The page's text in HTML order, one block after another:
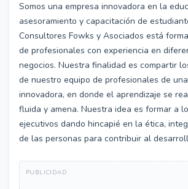
Somos una empresa innovadora en la
asesoramiento y capacitación de
Consultores Fowks y Asociados está
de profesionales con experiencia en
negocios. Nuestra finalidad es compartir
de nuestro equipo de profesionales de
innovadora, en donde el aprendizaje se
fluida y amena. Nuestra idea es formar a
ejecutivos dando hincapié en la ética,
de las personas para contribuir al